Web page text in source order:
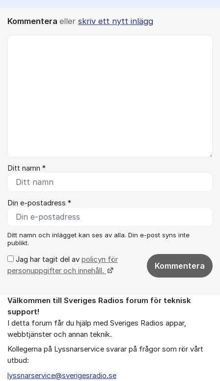
Kommentera eller skriv ett nytt inlägg
Ditt namn *
Din e-postadress *
Ditt namn och inlägget kan ses av alla. Din e-post syns inte
publikt.
Jag har tagit del av policyn för
personuppgifter och innehåll.
Kommentera
Om forumet
Välkommen till Sveriges Radios forum för teknisk
support!
I detta forum får du hjälp med Sveriges Radios appar,
webbtjänster och annan teknik.
Kollegerna på Lyssnarservice svarar på frågor som rör vårt
utbud:
lyssnarservice@sverigesradio.se